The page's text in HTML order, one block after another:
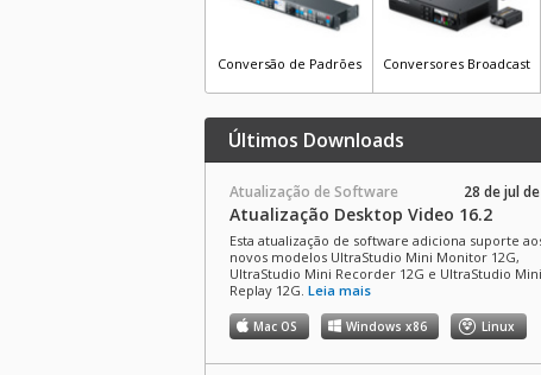
Conversão de Padrões Conversores Broadcast
Últimos Downloads
Atualização de Software 28 de jul
Atualização Desktop Video 16.2
Esta atualização de software adiciona suporte
novos modelos UltraStudio Mini Monitor 12G,
UltraStudio Mini Recorder 12G e UltraStudio Mini
Replay 12G. Leia mais
Mac OS Windows x86 Linux